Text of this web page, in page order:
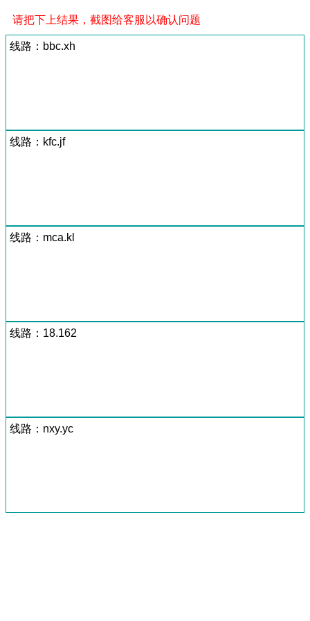
请把下上结果，截图给客服以确认问题
线路：bbc.xh
线路：kfc.jf
线路：mca.kl
线路：18.162
线路：nxy.yc